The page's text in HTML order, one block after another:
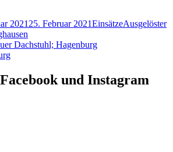
2021 25. Februar 2021Kategorien
EinsätzeSchlagwörter
Ausgelöster
Dachstuhl; Hagenburg
und Instagram